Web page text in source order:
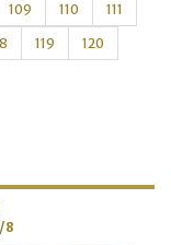
109 110 111
119 120
8